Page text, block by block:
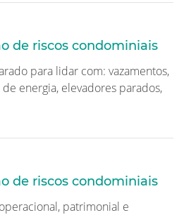
de riscos condominiais
para lidar com: vazamentos,
energia, elevadores parados,
de riscos condominiais
patrimonial e